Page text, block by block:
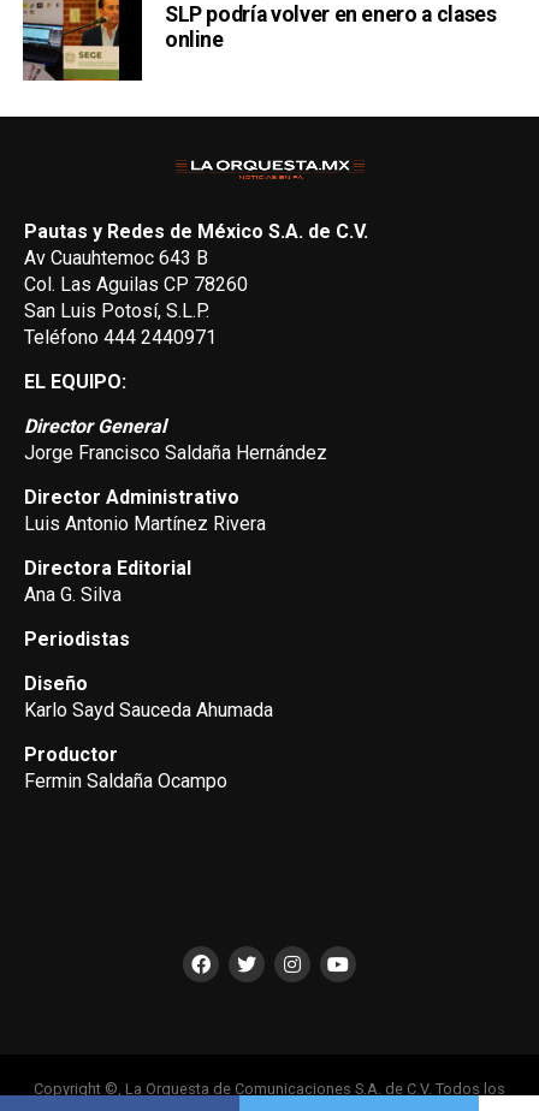
SLP podría volver en enero a clases
online
Pautas y Redes de México S.A. de C.V.
Av Cuauhtemoc 643 B
Col. Las Aguilas CP 78260
San Luis Potosí, S.L.P.
Teléfono 444 2440971
EL EQUIPO:
Director General
Jorge Francisco Saldaña Hernández
Director Administrativo
Luis Antonio Martínez Rivera
Directora Editorial
Ana G. Silva
Periodistas
Diseño
Karlo Sayd Sauceda Ahumada
Productor
Fermin Saldaña Ocampo
Copyright ©, La Orquesta de Comunicaciones S.A. de C.V. Todos los